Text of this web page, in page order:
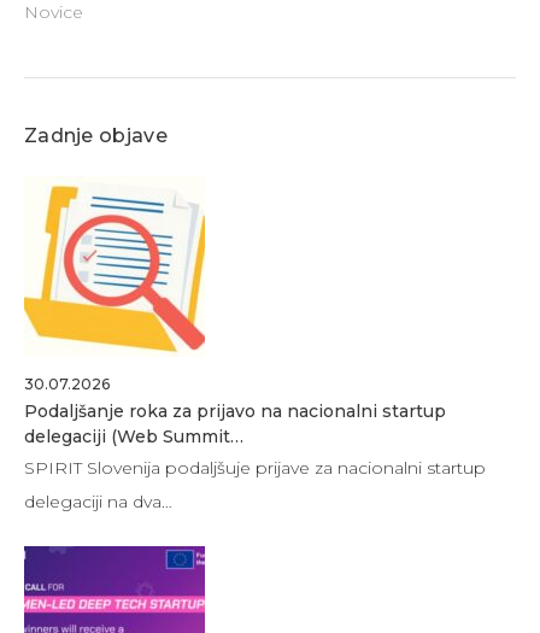
Novice
Zadnje objave
30.07.2026
Podaljšanje roka za prijavo na nacionalni startup
delegaciji (Web Summit…
SPIRIT Slovenija podaljšuje prijave za nacionalni startup
delegaciji na dva…